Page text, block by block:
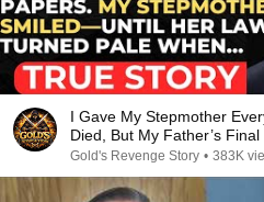
I Gave My Stepmother
Died, But My Father’s Final
Gold's Revenge Story • 383K